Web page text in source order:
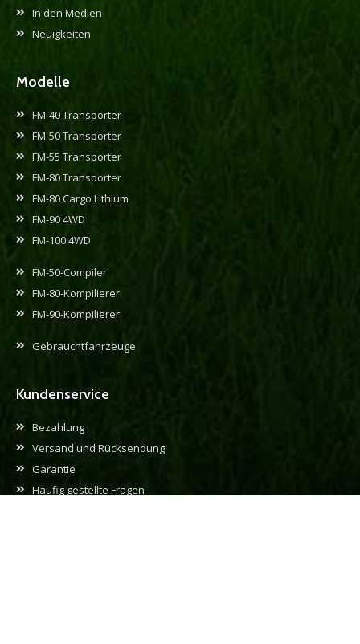
In den Medien
Neuigkeiten
Modelle
FM-40 Transporter
FM-50 Transporter
FM-55 Transporter
FM-80 Transporter
FM-80 Cargo Lithium
FM-90 4WD
FM-100 4WD
FM-50-Compiler
FM-80-Kompilierer
FM-90-Kompilierer
Gebrauchtfahrzeuge
Kundenservice
Bezahlung
Versand und Rücksendung
Garantie
Häufig gestellte Fragen